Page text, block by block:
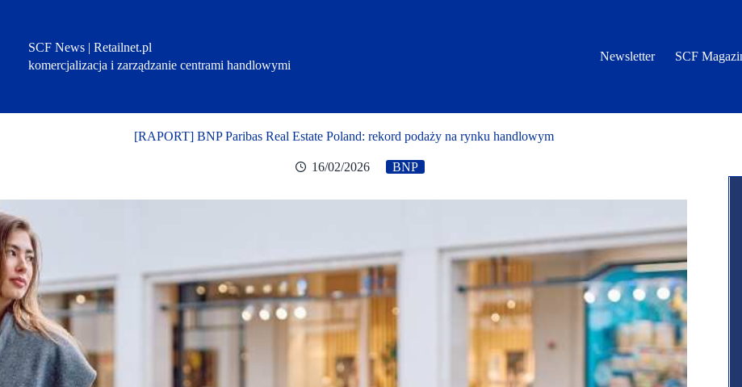
SCF News | Retailnet.pl
komercjalizacja i zarządzanie centrami handlowymi
Newsletter SCF
[RAPORT] BNP Paribas Real Estate Poland: rekord podaży na rynku handlowym
16/02/2026 BNP